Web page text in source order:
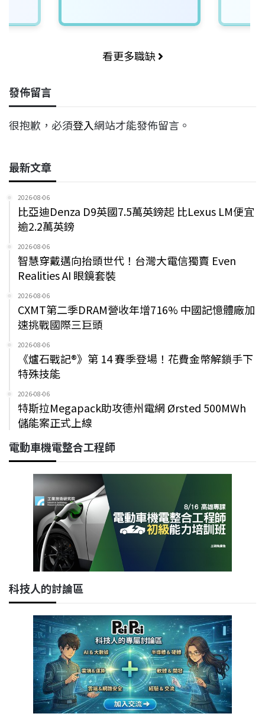
看更多職缺
發佈留言
很抱歉，必須登入網站才能發佈留言。
最新文章
2026-08-06
比亞迪Denza D9英國7.5萬英鎊起 比Lexus LM便宜
逾2.2萬英鎊
2026-08-06
智慧穿戴邁向抬頭世代！台灣大電信獨賣 Even
Realities AI 眼鏡套裝
2026-08-06
CXMT第二季DRAM營收年增716% 中國記憶體廠加
速挑戰國際三巨頭
2026-08-06
《爐石戰記®》第 14 賽季登場！花費金幣解鎖手下
特殊技能
2026-08-06
特斯拉Megapack助攻德州電網 Ørsted 500MWh
儲能案正式上線
電動車機電整合工程師
科技人的討論區